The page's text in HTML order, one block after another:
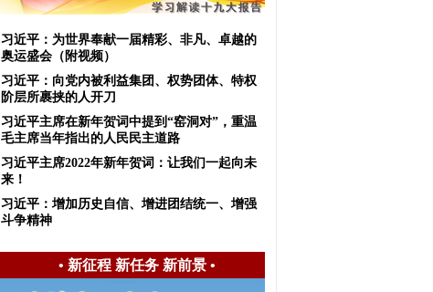
习近平：为世界奉献一届精彩、非凡、卓越的
奥运盛会（附视频）
习近平：向党内被利益集团、权势团体、特权
阶层所裹挟的人开刀
习近平主席在新年贺词中提到“窑洞对”，重温
毛主席当年指出的人民民主道路
习近平主席2022年新年贺词：让我们一起向未
来！
习近平：增加历史自信、增进团结统一、增强
斗争精神
• 新征程 新任务 新前景•